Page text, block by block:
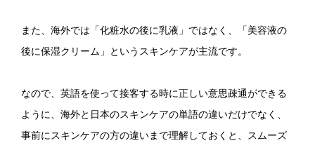
また、海外では「化粧水の後に乳液」ではなく、「美容液の
後に保湿クリーム」というスキンケアが主流です。
なので、英語を使って接客する時に正しい意思疎通ができる
ように、海外と日本のスキンケアの単語の違いだけでなく、
事前にスキンケアの方の違いまで理解しておくと、スムーズ